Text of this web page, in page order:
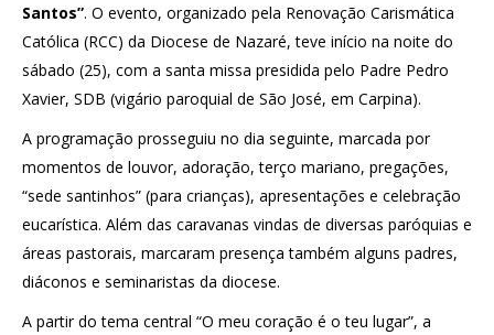
Santos”. O evento, organizado pela Renovação Carismática
Católica (RCC) da Diocese de Nazaré, teve início na noite do
sábado (25), com a santa missa presidida pelo Padre Pedro
Xavier, SDB (vigário paroquial de São José, em Carpina).
A programação prosseguiu no dia seguinte, marcada por
momentos de louvor, adoração, terço mariano, pregações,
“sede santinhos” (para crianças), apresentações e celebração
eucarística. Além das caravanas vindas de diversas paróquias e
áreas pastorais, marcaram presença também alguns padres,
diáconos e seminaristas da diocese.
A partir do tema central “O meu coração é o teu lugar”, a